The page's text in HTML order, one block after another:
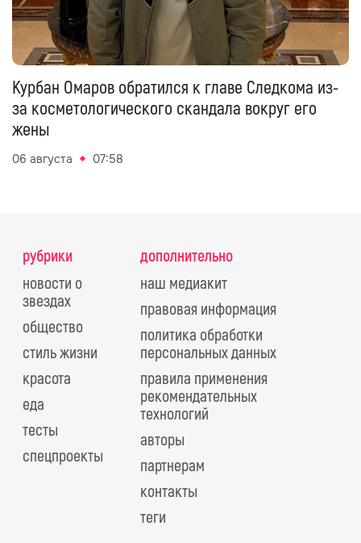
Курбан Омаров обратился к главе Следкома из-
за косметологического скандала вокруг его
жены
06 августа 07:58
рубрики
новости о
звездах
общество
стиль жизни
красота
еда
тесты
спецпроекты
дополнительно
наш медиакит
правовая информация
политика обработки
персональных данных
правила применения
рекомендательных
технологий
авторы
партнерам
контакты
теги